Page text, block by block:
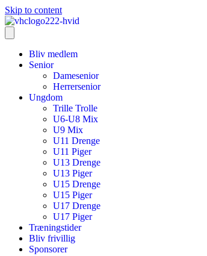
Skip to content
Bliv medlem
Senior
Damesenior
Herrersenior
Ungdom
Trille Trolle
U6-U8 Mix
U9 Mix
U11 Drenge
U11 Piger
U13 Drenge
U13 Piger
U15 Drenge
U15 Piger
U17 Drenge
U17 Piger
Træningstider
Bliv frivillig
Sponsorer